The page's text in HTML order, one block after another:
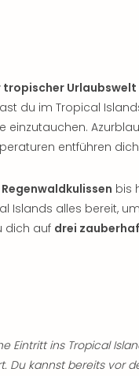
Urlaubswelt
du im Tropical
einzutauchen.
entführen
bis
Islands alles bereit,
dich auf drei
Eintritt ins Tropical
Du kannst bereits vor